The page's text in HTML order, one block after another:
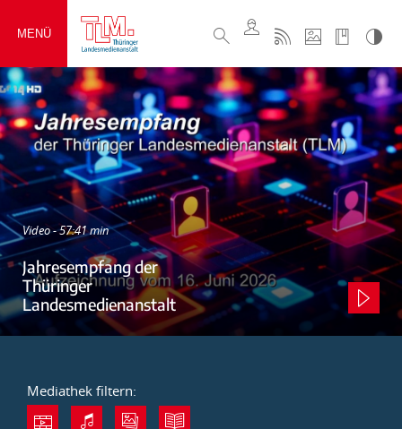
MENÜ
Video - 57:41 min
Jahresempfang der
Thüringer
Landesmedienanstalt
Mediathek filtern: